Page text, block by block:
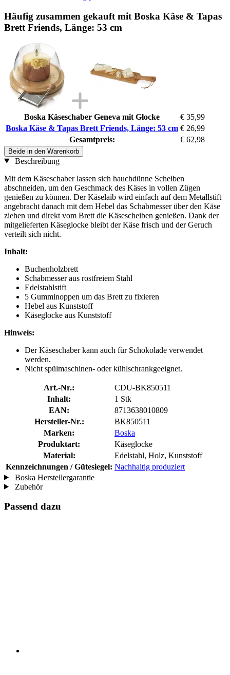
Häufig zusammen gekauft mit Boska Käse & Tapas
Brett Friends, Länge: 53 cm
Boska Käseschaber Geneva mit Glocke
€ 35,99
Boska Käse & Tapas Brett Friends, Länge: 53 cm € 26,99
Gesamtpreis:
€ 62,98
Beide in den Warenkorb
Beschreibung
Mit dem Käseschaber lassen sich hauchdünne Scheiben
abschneiden, um den Geschmack des Käses in vollen Zügen
genießen zu können. Der Käselaib wird einfach auf dem Metallstift
angebracht danach mit dem Hebel das Schabmesser über den Käse
ziehen und direkt vom Brett die Käsescheiben genießen. Dank der
mitgelieferten Käseglocke bleibt der Käse frisch und der Geruch
verteilt sich nicht.
Inhalt:
Buchenholzbrett
Schabmesser aus rostfreiem Stahl
Edelstahlstift
5 Gumminoppen um das Brett zu fixieren
Hebel aus Kunststoff
Käseglocke aus Kunststoff
Hinweis:
Der Käseschaber kann auch für Schokolade verwendet
werden.
Nicht spülmaschinen- oder kühlschrankgeeignet.
Art.-Nr.:
CDU-BK850511
Inhalt:
1 Stk
EAN:
8713638010809
Hersteller-Nr.:
BK850511
Marken:
Boska
Produktart:
Käseglocke
Material:
Edelstahl, Holz, Kunststoff
Kennzeichnungen / Gütesiegel: Nachhaltig produziert
Boska Herstellergarantie
Zubehör
Passend dazu